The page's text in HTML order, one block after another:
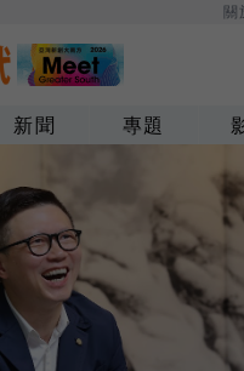
關
新聞 專題